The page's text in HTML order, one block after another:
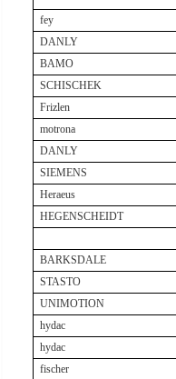
fey
DANLY
BAMO
SCHISCHEK
Frizlen
motrona
DANLY
SIEMENS
Heraeus
HEGENSCHEIDT
BARKSDALE
STASTO
UNIMOTION
hydac
hydac
fischer